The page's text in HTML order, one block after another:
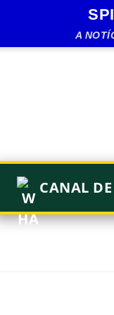
Pular
A
CANAL